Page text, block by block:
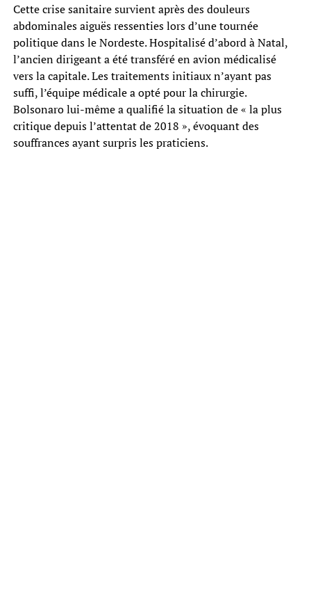
Cette crise sanitaire survient après des douleurs
abdominales aiguës ressenties lors d’une tournée
politique dans le Nordeste. Hospitalisé d’abord à Natal,
l’ancien dirigeant a été transféré en avion médicalisé
vers la capitale. Les traitements initiaux n’ayant pas
suffi, l’équipe médicale a opté pour la chirurgie.
Bolsonaro lui-même a qualifié la situation de « la plus
critique depuis l’attentat de 2018 », évoquant des
souffrances ayant surpris les praticiens.